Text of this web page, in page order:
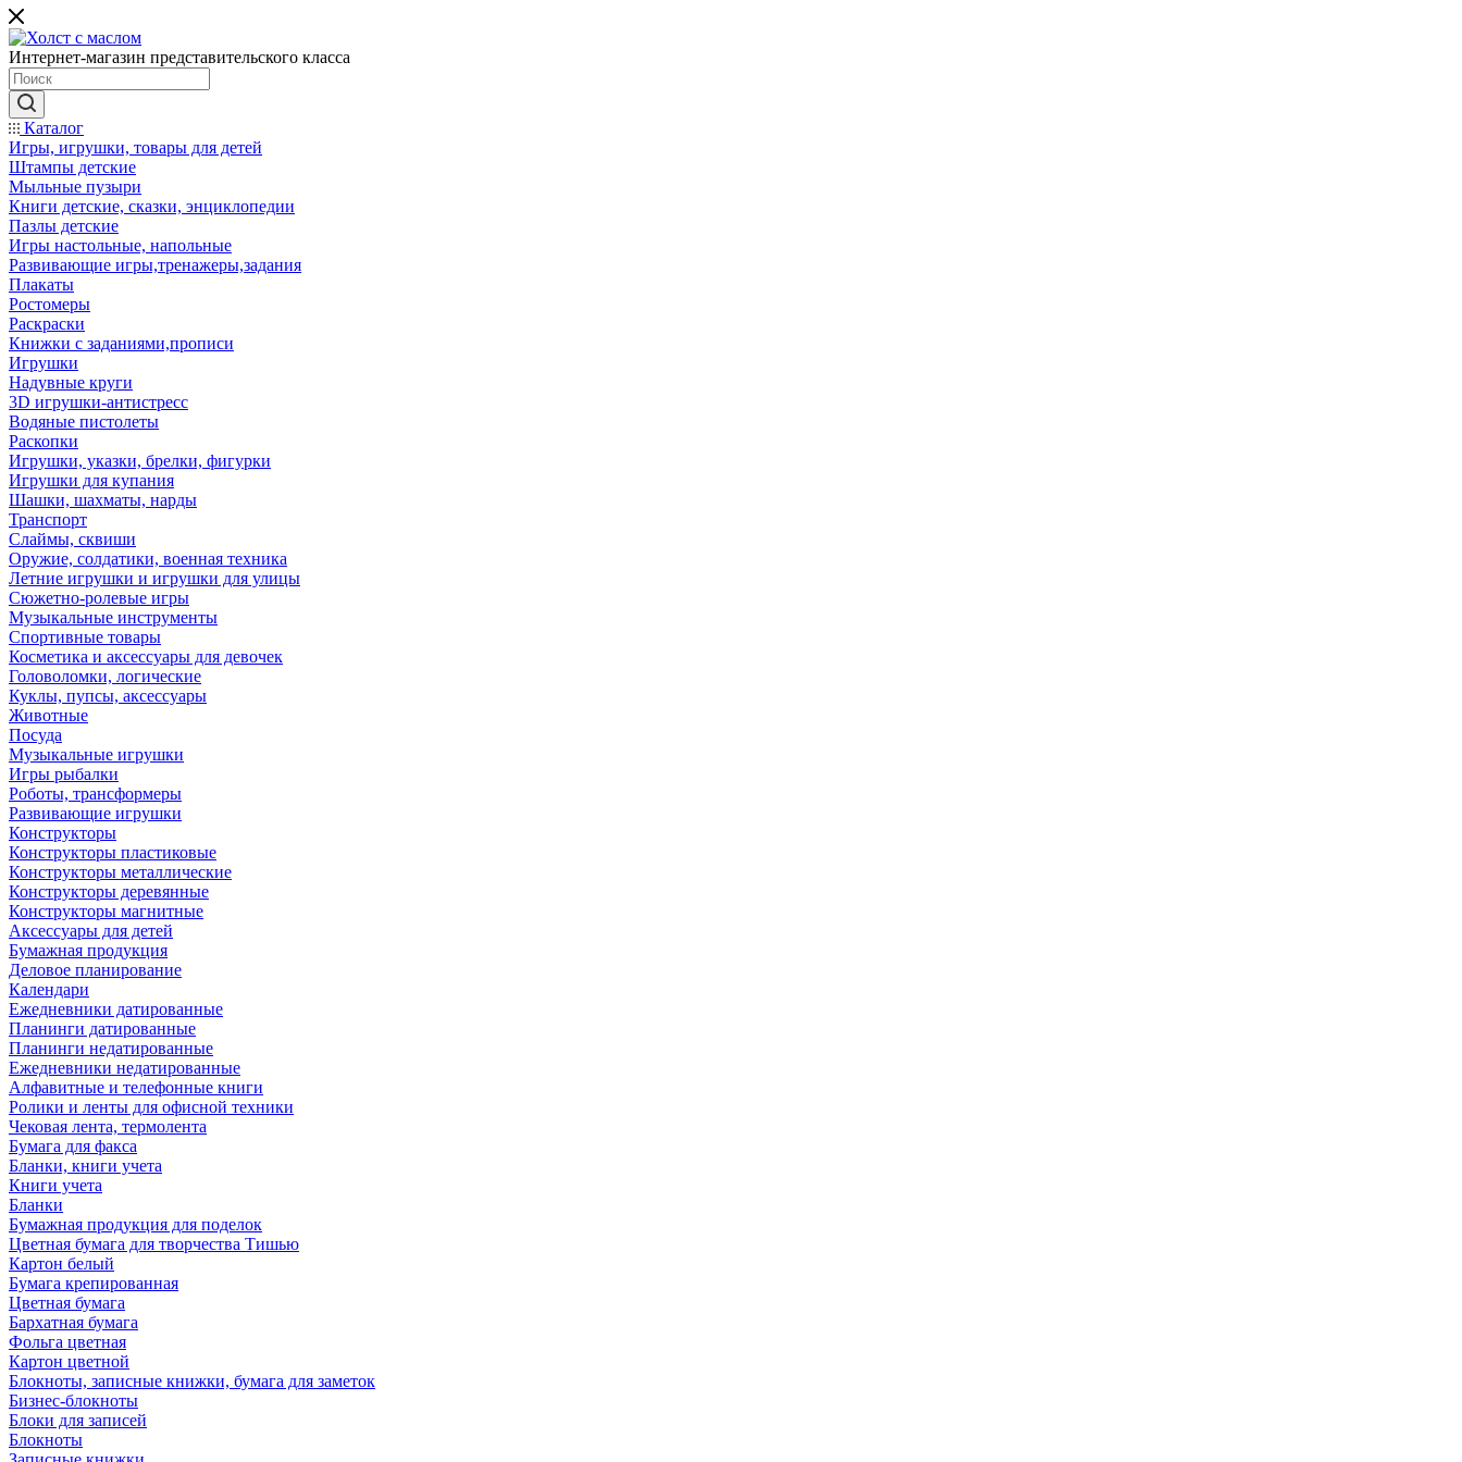
Интернет-магазин представительского класса
Каталог
Игры, игрушки, товары для детей
Штампы детские
Мыльные пузыри
Книги детские, сказки, энциклопедии
Пазлы детские
Игры настольные, напольные
Развивающие игры,тренажеры,задания
Плакаты
Ростомеры
Раскраски
Книжки с заданиями,прописи
Игрушки
Надувные круги
3D игрушки-антистресс
Водяные пистолеты
Раскопки
Игрушки, указки, брелки, фигурки
Игрушки для купания
Шашки, шахматы, нарды
Транспорт
Слаймы, сквиши
Оружие, солдатики, военная техника
Летние игрушки и игрушки для улицы
Сюжетно-ролевые игры
Музыкальные инструменты
Спортивные товары
Косметика и аксессуары для девочек
Головоломки, логические
Куклы, пупсы, аксессуары
Животные
Посуда
Музыкальные игрушки
Игры рыбалки
Роботы, трансформеры
Развивающие игрушки
Конструкторы
Конструкторы пластиковые
Конструкторы металлические
Конструкторы деревянные
Конструкторы магнитные
Аксессуары для детей
Бумажная продукция
Деловое планирование
Календари
Ежедневники датированные
Планинги датированные
Планинги недатированные
Ежедневники недатированные
Алфавитные и телефонные книги
Ролики и ленты для офисной техники
Чековая лента, термолента
Бумага для факса
Бланки, книги учета
Книги учета
Бланки
Бумажная продукция для поделок
Цветная бумага для творчества Тишью
Картон белый
Бумага крепированная
Цветная бумага
Бархатная бумага
Фольга цветная
Картон цветной
Блокноты, записные книжки, бумага для заметок
Бизнес-блокноты
Блоки для записей
Блокноты